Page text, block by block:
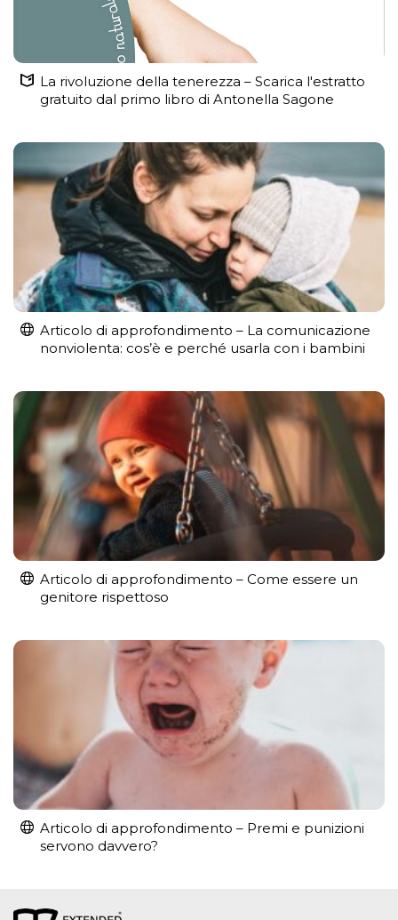
La rivoluzione della tenerezza – Scarica l'estratto
gratuito dal primo libro di Antonella Sagone
Articolo di approfondimento – La comunicazione
nonviolenta: cos’è e perché usarla con i bambini
Articolo di approfondimento – Come essere un
genitore rispettoso
Articolo di approfondimento – Premi e punizioni
servono davvero?